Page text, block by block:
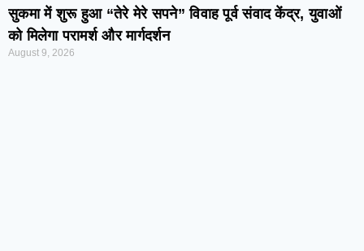
सुकमा में शुरू हुआ “तेरे मेरे सपने” विवाह पूर्व संवाद केंद्र, युवाओं
को मिलेगा परामर्श और मार्गदर्शन
August 9, 2026